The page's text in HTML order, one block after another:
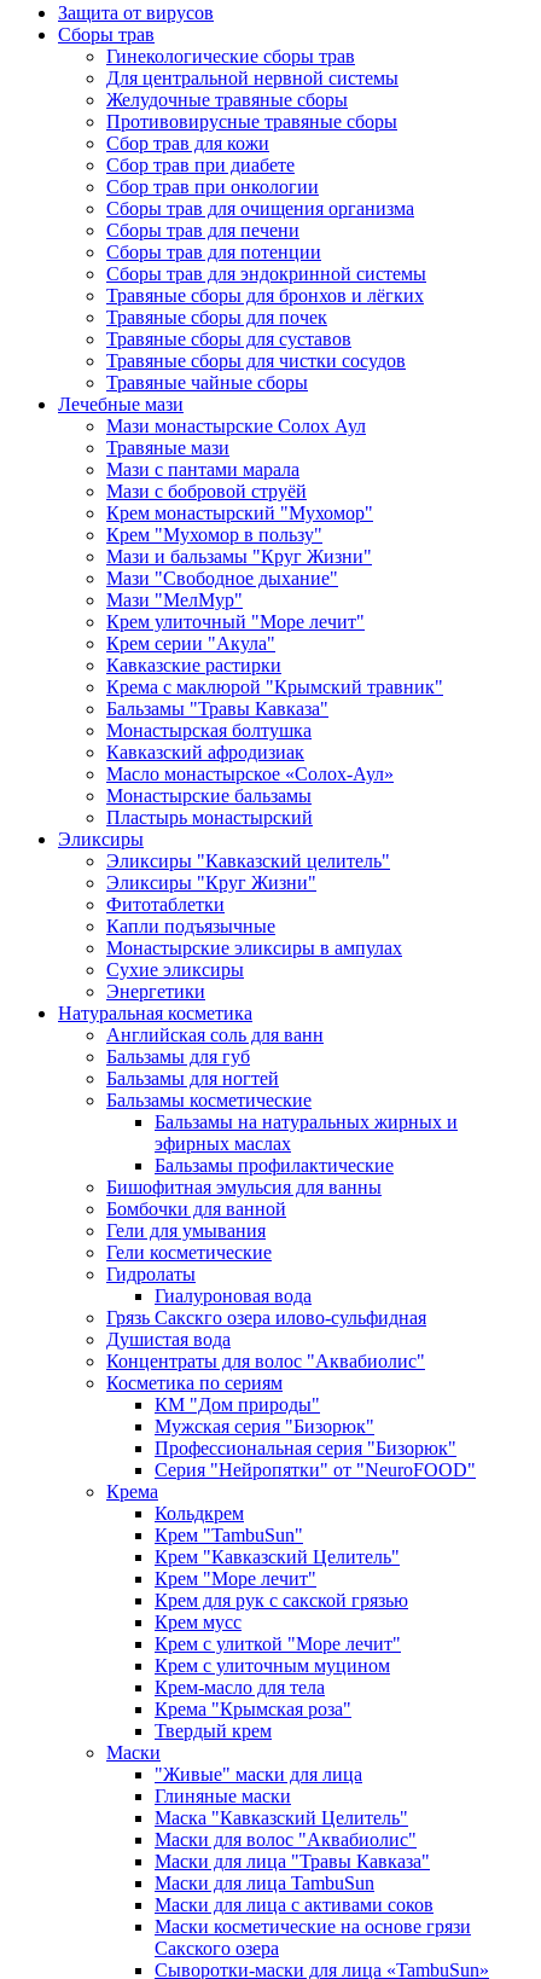
Защита от вирусов
Сборы трав
Гинекологические сборы трав
Для центральной нервной системы
Желудочные травяные сборы
Противовирусные травяные сборы
Сбор трав для кожи
Сбор трав при диабете
Сбор трав при онкологии
Сборы трав для очищения организма
Сборы трав для печени
Сборы трав для потенции
Сборы трав для эндокринной системы
Травяные сборы для бронхов и лёгких
Травяные сборы для почек
Травяные сборы для суставов
Травяные сборы для чистки сосудов
Травяные чайные сборы
Лечебные мази
Мази монастырские Солох Аул
Травяные мази
Мази с пантами марала
Мази с бобровой струёй
Крем монастырский "Мухомор"
Крем "Мухомор в пользу"
Мази и бальзамы "Круг Жизни"
Мази "Свободное дыхание"
Мази "МелМур"
Крем улиточный "Море лечит"
Крем серии "Акула"
Кавказские растирки
Крема с маклюрой "Крымский травник"
Бальзамы "Травы Кавказа"
Монастырская болтушка
Кавказский афродизиак
Масло монастырское «Солох-Аул»
Монастырские бальзамы
Пластырь монастырский
Эликсиры
Эликсиры "Кавказский целитель"
Эликсиры "Круг Жизни"
Фитотаблетки
Капли подъязычные
Монастырские эликсиры в ампулах
Сухие эликсиры
Энергетики
Натуральная косметика
Английская соль для ванн
Бальзамы для губ
Бальзамы для ногтей
Бальзамы косметические
Бальзамы на натуральных жирных и
эфирных маслах
Бальзамы профилактические
Бишофитная эмульсия для ванны
Бомбочки для ванной
Гели для умывания
Гели косметические
Гидролаты
Гиалуроновая вода
Грязь Сакскго озера илово-сульфидная
Душистая вода
Концентраты для волос "Аквабиолис"
Косметика по сериям
КМ "Дом природы"
Мужская серия "Бизорюк"
Профессиональная серия "Бизорюк"
Серия "Нейропятки" от "NeuroFOOD"
Крема
Кольдкрем
Крем "TambuSun"
Крем "Кавказский Целитель"
Крем "Море лечит"
Крем для рук с сакской грязью
Крем мусс
Крем с улиткой "Море лечит"
Крем с улиточным муцином
Крем-масло для тела
Крема "Крымская роза"
Твердый крем
Маски
"Живые" маски для лица
Глиняные маски
Маска "Кавказский Целитель"
Маски для волос "Аквабиолис"
Маски для лица "Травы Кавказа"
Маски для лица TambuSun
Маски для лица с активами соков
Маски косметические на основе грязи
Сакского озера
Сыворотки-маски для лица «TambuSun»